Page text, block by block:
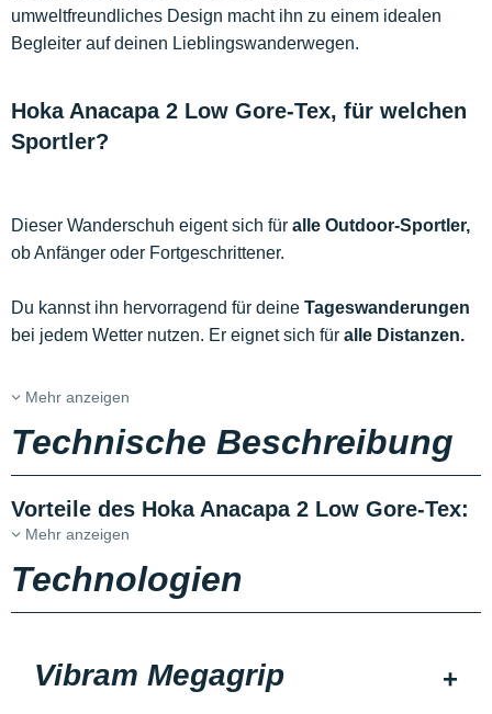
umweltfreundliches Design macht ihn zu einem idealen
Begleiter auf deinen Lieblingswanderwegen.
Hoka Anacapa 2 Low Gore-Tex, für welchen
Sportler?
Dieser Wanderschuh eigent sich für alle Outdoor-Sportler,
ob Anfänger oder Fortgeschrittener.
Du kannst ihn hervorragend für deine Tageswanderungen
bei jedem Wetter nutzen. Er eignet sich für alle Distanzen.
Mehr anzeigen
Technische Beschreibung
Vorteile des Hoka Anacapa 2 Low Gore-Tex:
Mehr anzeigen
Technologien
Vibram Megagrip